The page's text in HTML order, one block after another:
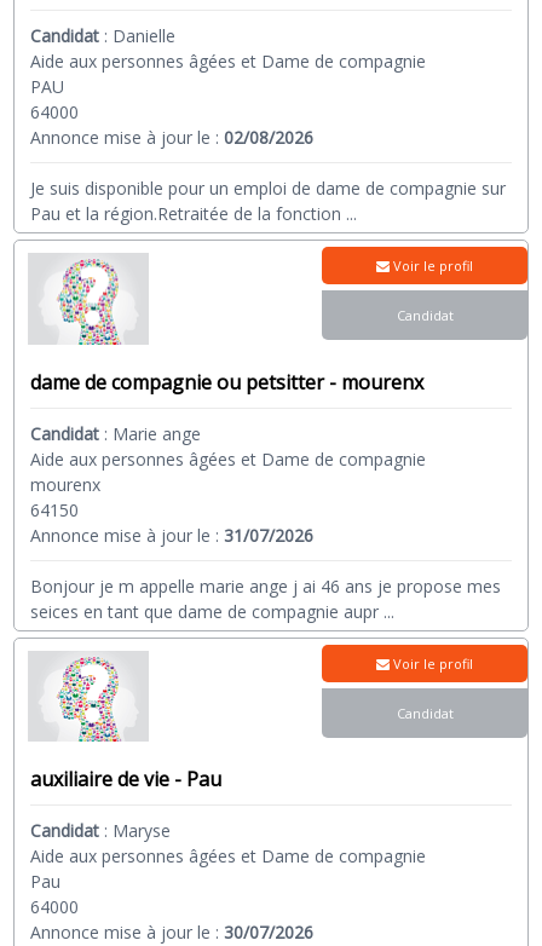
Candidat : Danielle
Aide aux personnes âgées et Dame de compagnie
PAU
64000
Annonce mise à jour le :02/08/2026
Je suis disponible pour un emploi de dame de compagnie sur
Pau et la région.Retraitée de la fonction ...
dame de compagnie ou petsitter - mourenx
Candidat : Marie ange
Aide aux personnes âgées et Dame de compagnie
mourenx
64150
Annonce mise à jour le :31/07/2026
Bonjour je m appelle marie ange j ai 46 ans je propose mes
seices en tant que dame de compagnie aupr ...
Voir le profil
Candidat
auxiliaire de vie - Pau
Candidat : Maryse
Aide aux personnes âgées et Dame de compagnie
Pau
64000
Annonce mise à jour le :30/07/2026
Voir le profil
Candidat